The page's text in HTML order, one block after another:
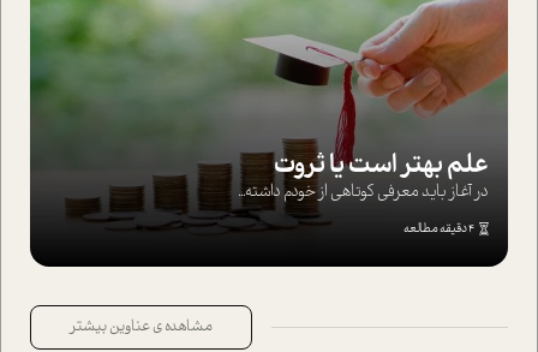
علم بهتر است یا ثروت
در آغاز باید معرفی کوتاهی از خودم داشته...
4 دقیقه مطالعه
مشاهده ی عناوین بیشتر